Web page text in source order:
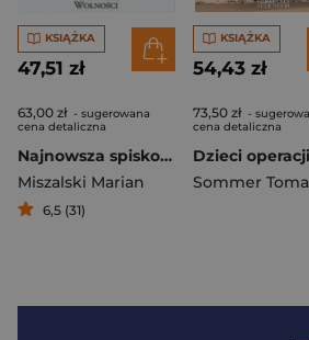
KSIĄŻKA
47,51 zł
63,00 zł - sugerowana
cena detaliczna
Najnowsza spiskowa historia Polski
Miszalski Marian
6,5 (31)
KSIĄŻKA
54,43 zł
73,50 zł -
cena detaliczna
Sommer